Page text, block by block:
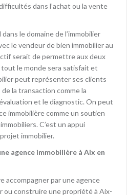
dans l’achat ou la vente
le domaine de l’immobilier
le vendeur de bien immobilier au
serait de permettre aux deux
le monde sera satisfait et
peut représenter ses clients
la transaction comme la
et le diagnostic. On peut
immobilière comme un soutien
C’est un appui
immobilier.
agence immobilière à Aix en
accompagner par une agence
ou construire une propriété à Aix-